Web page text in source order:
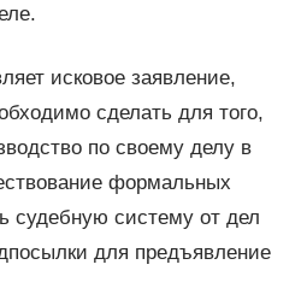
исковое заявление,
сделать для того,
по своему делу в
формальных
судебную систему от дел
для предъявление